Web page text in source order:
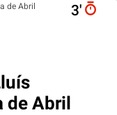
de Abril 3′
de Abril